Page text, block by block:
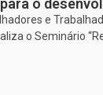
o
e
o Seminário